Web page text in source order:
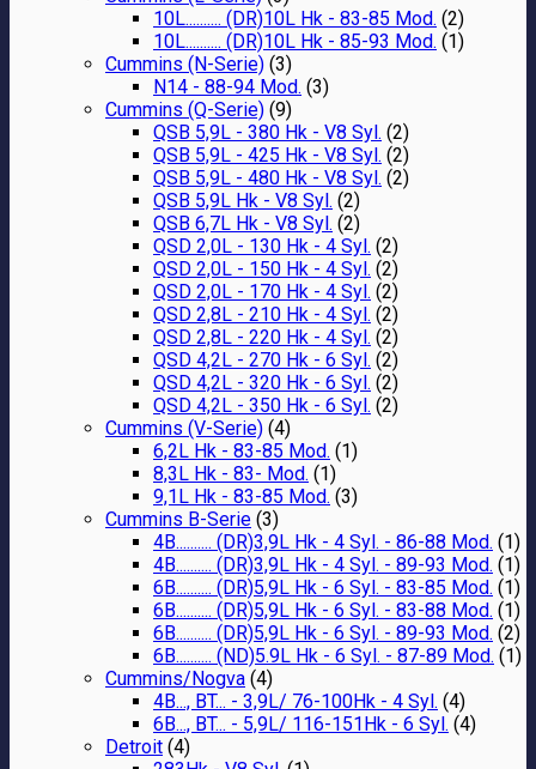
10L.......... (DR)10L Hk - 83-85 Mod. (2)
10L.......... (DR)10L Hk - 85-93 Mod. (1)
Cummins (N-Serie) (3)
N14 - 88-94 Mod. (3)
Cummins (Q-Serie) (9)
QSB 5,9L - 380 Hk - V8 Syl. (2)
QSB 5,9L - 425 Hk - V8 Syl. (2)
QSB 5,9L - 480 Hk - V8 Syl. (2)
QSB 5,9L Hk - V8 Syl. (2)
QSB 6,7L Hk - V8 Syl. (2)
QSD 2,0L - 130 Hk - 4 Syl. (2)
QSD 2,0L - 150 Hk - 4 Syl. (2)
QSD 2,0L - 170 Hk - 4 Syl. (2)
QSD 2,8L - 210 Hk - 4 Syl. (2)
QSD 2,8L - 220 Hk - 4 Syl. (2)
QSD 4,2L - 270 Hk - 6 Syl. (2)
QSD 4,2L - 320 Hk - 6 Syl. (2)
QSD 4,2L - 350 Hk - 6 Syl. (2)
Cummins (V-Serie) (4)
6,2L Hk - 83-85 Mod. (1)
8,3L Hk - 83- Mod. (1)
9,1L Hk - 83-85 Mod. (3)
Cummins B-Serie (3)
4B.......... (DR)3,9L Hk - 4 Syl. - 86-88 Mod. (1)
4B.......... (DR)3,9L Hk - 4 Syl. - 89-93 Mod. (1)
6B.......... (DR)5,9L Hk - 6 Syl. - 83-85 Mod. (1)
6B.......... (DR)5,9L Hk - 6 Syl. - 83-88 Mod. (1)
6B.......... (DR)5,9L Hk - 6 Syl. - 89-93 Mod. (2)
6B.......... (ND)5.9L Hk - 6 Syl. - 87-89 Mod. (1)
Cummins/Nogva (4)
4B..., BT... - 3,9L/ 76-100Hk - 4 Syl. (4)
6B..., BT... - 5,9L/ 116-151Hk - 6 Syl. (4)
Detroit (4)